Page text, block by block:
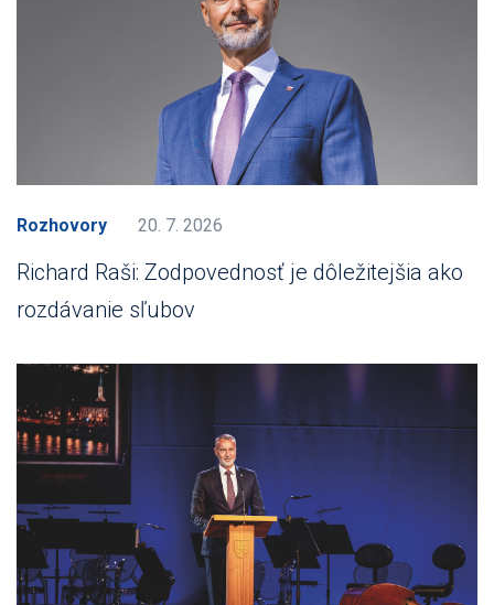
Rozhovory 20. 7. 2026
Richard Raši: Zodpovednosť je dôležitejšia ako
rozdávanie sľubov